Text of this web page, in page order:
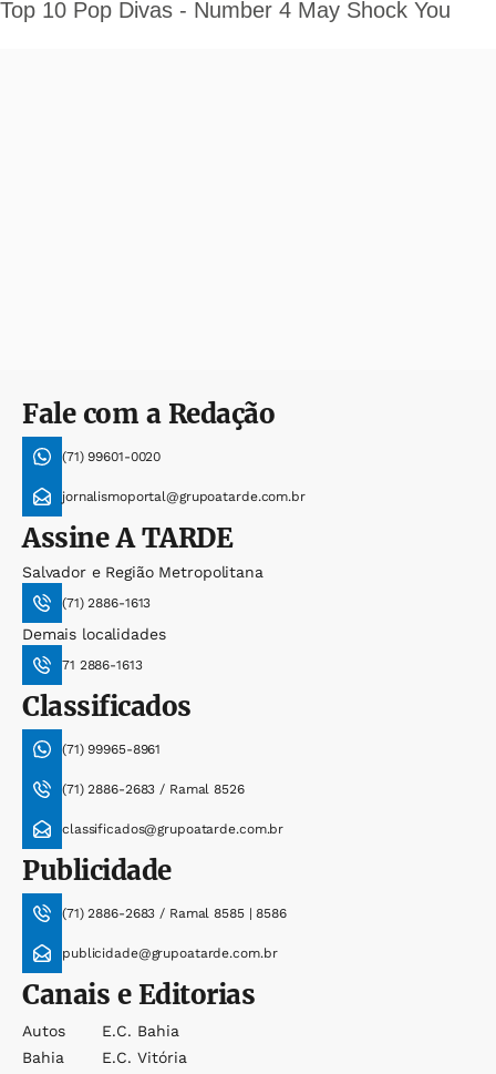
Fale com a Redação
(71) 99601-0020
jornalismoportal@grupoatarde.com.br
AssineA TARDE
Salvador e Região Metropolitana
(71) 2886-1613
Demais localidades
71 2886-1613
Classificados
(71) 99965-8961
(71) 2886-2683 / Ramal 8526
classificados@grupoatarde.com.br
Publicidade
(71) 2886-2683 / Ramal 8585 | 8586
publicidade@grupoatarde.com.br
Canais e Editorias
Autos
Bahia
E.c. Bahia
E.c. Vitória